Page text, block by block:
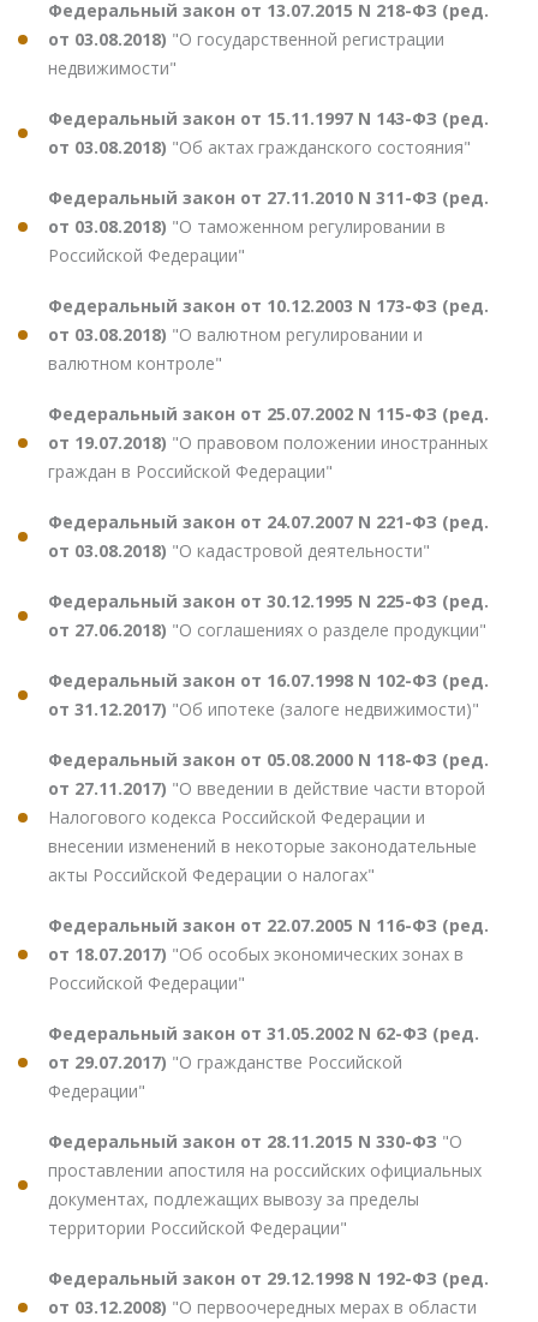
Федеральный закон от 13.07.2015 N 218-ФЗ (ред.
от 03.08.2018) "О государственной регистрации
недвижимости"
Федеральный закон от 15.11.1997 N 143-ФЗ (ред.
от 03.08.2018) "Об актах гражданского состояния"
Федеральный закон от 27.11.2010 N 311-ФЗ (ред.
от 03.08.2018) "О таможенном регулировании в
Российской Федерации"
Федеральный закон от 10.12.2003 N 173-ФЗ (ред.
от 03.08.2018) "О валютном регулировании и
валютном контроле"
Федеральный закон от 25.07.2002 N 115-ФЗ (ред.
от 19.07.2018) "О правовом положении иностранных
граждан в Российской Федерации"
Федеральный закон от 24.07.2007 N 221-ФЗ (ред.
от 03.08.2018) "О кадастровой деятельности"
Федеральный закон от 30.12.1995 N 225-ФЗ (ред.
от 27.06.2018) "О соглашениях о разделе продукции"
Федеральный закон от 16.07.1998 N 102-ФЗ (ред.
от 31.12.2017) "Об ипотеке (залоге недвижимости)"
Федеральный закон от 05.08.2000 N 118-ФЗ (ред.
от 27.11.2017) "О введении в действие части второй
Налогового кодекса Российской Федерации и
внесении изменений в некоторые законодательные
акты Российской Федерации о налогах"
Федеральный закон от 22.07.2005 N 116-ФЗ (ред.
от 18.07.2017) "Об особых экономических зонах в
Российской Федерации"
Федеральный закон от 31.05.2002 N 62-ФЗ (ред.
от 29.07.2017) "О гражданстве Российской
Федерации"
Федеральный закон от 28.11.2015 N 330-ФЗ "О
проставлении апостиля на российских официальных
документах, подлежащих вывозу за пределы
территории Российской Федерации"
Федеральный закон от 29.12.1998 N 192-ФЗ (ред.
от 03.12.2008) "О первоочередных мерах в области